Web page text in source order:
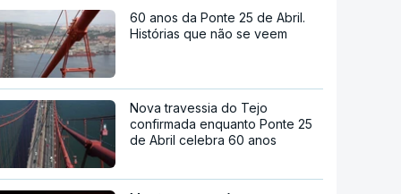
60 anos da Ponte 25 de Abril.
Histórias que não se veem
Nova travessia do Tejo
confirmada enquanto Ponte 25
de Abril celebra 60 anos